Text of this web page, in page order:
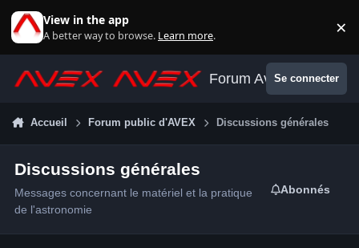
View in the app
A better way to browse. Learn more. ×
Forum AvexSe connecter
Accueil Forum public d'AVEX Discussions générales
Discussions générales
Messages concernant le matériel et la pratique
de l'astronomie
Abonnés